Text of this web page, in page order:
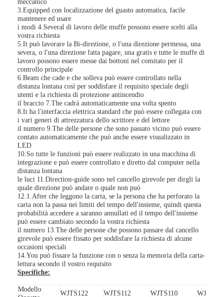
Casa.
Prodotti
Video
Su di noi
Visita alla fabbrica
Controllo della qualità
Notizie
Casi
Parla adesso.
Alzabarriera tornello
Parcheggio Porta Barriera
meccanico
3.Equipped con localizzazione del guasto automatica, facile
mantenere ed usare
i modi 4.Several di lavoro delle muffe possono essere scelti alla
vostra richiesta
5.It può lavorare la Bi-direzione, o l'una direzione permessa, una
severa, o l'una direzione fatta pagare, una gratis e tutte le muffe di
lavoro possono essere messe dai bottoni nel comitato per il
controllo principale
6.Beam che cade e che solleva può essere controllato nella
distanza lontana così per soddisfare il requisito speciale degli
utenti e la richiesta di protezione antincendio
il braccio 7.The cadrà automaticamente una volta spento
8.It ha l'interfaccia elettrica standard che può essere collegata con
i vari generi di attrezzatura dello scrittore e del lettore
il numero 9.The delle persone che sono passato vicino può essere
contato automaticamente che può anche essere visualizzato in
LED
10.So tutte le funzioni può essere realizzato in una macchina di
integrazione e può essere controllato e diretto dal computer nella
distanza lontana
le luci 11.Direction-guide sono nel cancello girevole per dirgli la
quale direzione può andare o quale non può
12.1.After che leggono la carta, se la persona che ha perforato la
carta non la passa nei limiti del tempo dell'insieme, quindi questa
probabilità accedere a saranno annullati ed il tempo dell'insieme
può essere cambiato secondo la vostra richiesta
il numero 13.The delle persone che possono passare dal cancello
girevole può essere fissato per soddisfare la richiesta di alcune
occasioni speciali
14.You può fissare la funzione con o senza la memoria della carta-
lettura secondo il vostro requisito
Specifiche:
Modello
WJTS122 WJTS112 WJTS110